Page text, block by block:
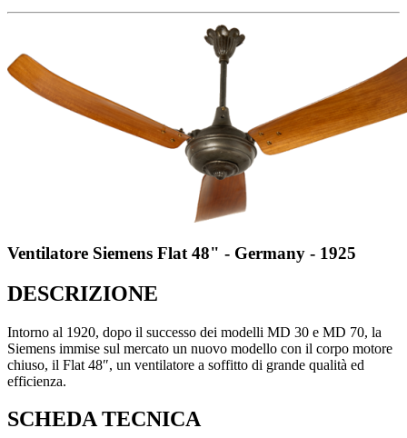
Ventilatore Siemens Flat 48" - Germany - 1925
DESCRIZIONE
Intorno al 1920, dopo il successo dei modelli MD 30 e MD 70, la
Siemens immise sul mercato un nuovo modello con il corpo motore
chiuso, il Flat 48″, un ventilatore a soffitto di grande qualità ed
efficienza.
SCHEDA TECNICA